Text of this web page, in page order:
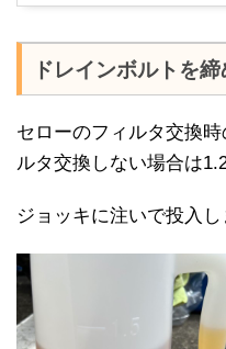
ドレインボルトを
セローのフィルタ交換
ルタ交換しない場合は
ジョッキに注いで投入し